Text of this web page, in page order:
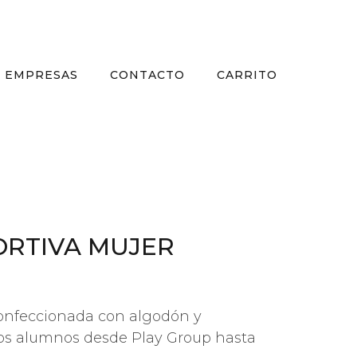
EMPRESAS CONTACTO CARRITO
MUJER
con algodón y
alumnos desde Play Group hasta